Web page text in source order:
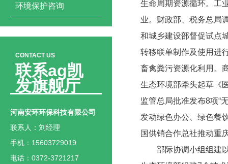
环境保护咨询
CONTACT US
联系ag凯
发旗舰厅
河南安环环保科技有限公司
联系人：刘经理
手机：15603729019
电话：0372-3721217
生命周期资源循环。工
业。财政部、税务总局
和城乡建设部督促试点
转移联单制作及使用进
畜禽粪污资源化利用。
生态环境部牵头起草《
监管总局批准发布8项“
发动绿色办公、绿色餐
国供销合作总社推动重
部际协调小组组建以